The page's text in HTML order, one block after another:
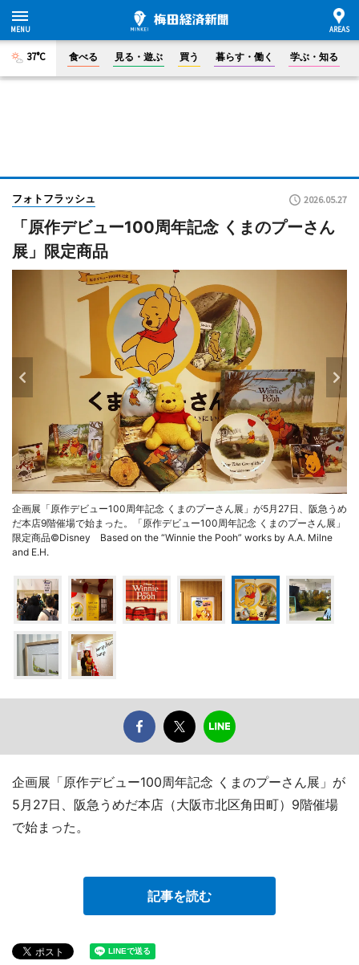
37°C 食べる 見る・遊ぶ 買う 暮らす・働く 学ぶ・知る
フォトフラッシュ 2026.05.27
「原作デビュー100周年記念 くまのプーさん
展」限定商品
企画展「原作デビュー100周年記念 くまのプーさん展」が5月27日、阪急うめ
だ本店9階催場で始まった。「原作デビュー100周年記念 くまのプーさん展」
限定商品©Disney Based on the “Winnie the Pooh” works by A.A. Milne
and E.H.
企画展「原作デビュー100周年記念 くまのプーさん展」が
5月27日、阪急うめだ本店（大阪市北区角田町）9階催場
で始まった。
記事を読む